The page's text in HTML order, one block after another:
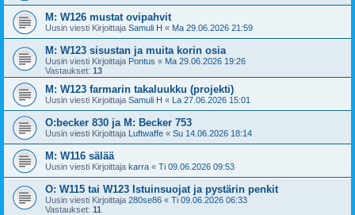
M: W126 mustat ovipahvit
Uusin viesti Kirjoittaja Samuli H « Ma 29.06.2026 21:59
M: W123 sisustan ja muita korin osia
Uusin viesti Kirjoittaja Pontus « Ma 29.06.2026 19:26
Vastaukset: 13
M: W123 farmarin takaluukku (projekti)
Uusin viesti Kirjoittaja Samuli H « La 27.06.2026 15:01
O:becker 830 ja M: Becker 753
Uusin viesti Kirjoittaja Luftwaffe « Su 14.06.2026 18:14
M: W116 sälää
Uusin viesti Kirjoittaja karra « Ti 09.06.2026 09:53
O: W115 tai W123 Istuinsuojat ja pystärin penkit
Uusin viesti Kirjoittaja 280se86 « Ti 09.06.2026 06:33
Vastaukset: 11